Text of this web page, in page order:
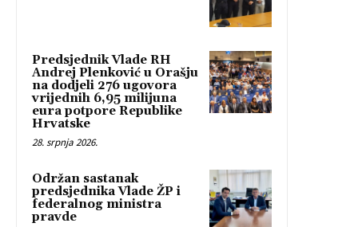
Predsjednik Vlade RH
Andrej Plenković u Orašju
na dodjeli 276 ugovora
vrijednih 6,95 milijuna
eura potpore Republike
Hrvatske
28. srpnja 2026.
Održan sastanak
predsjednika Vlade ŽP i
federalnog ministra
pravde